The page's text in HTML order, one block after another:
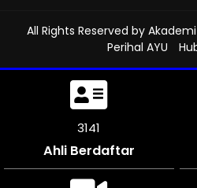
All Rights Reserved by
Perihal AYU
3501
Ahli Berdaftar